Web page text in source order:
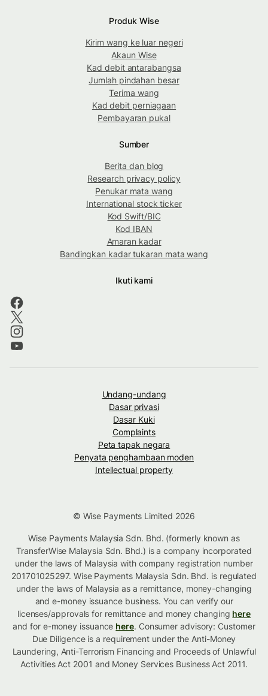
Produk Wise
Kirim wang ke luar negeri
Akaun Wise
Kad debit antarabangsa
Jumlah pindahan besar
Terima wang
Kad debit perniagaan
Pembayaran pukal
Sumber
Berita dan blog
Research privacy policy
Penukar mata wang
International stock ticker
Kod Swift/BIC
Kod IBAN
Amaran kadar
Bandingkan kadar tukaran mata wang
Ikuti kami
Undang-undang
Dasar privasi
Dasar Kuki
Complaints
Peta tapak negara
Penyata penghambaan moden
Intellectual property
© Wise Payments Limited 2026
Wise Payments Malaysia Sdn. Bhd. (formerly known as
TransferWise Malaysia Sdn. Bhd.) is a company incorporated
under the laws of Malaysia with company registration number
201701025297. Wise Payments Malaysia Sdn. Bhd. is regulated
under the laws of Malaysia as a remittance, money-changing
and e-money issuance business. You can verify our
licenses/approvals for remittance and money changing here
and for e-money issuance here. Consumer advisory: Customer
Due Diligence is a requirement under the Anti-Money
Laundering, Anti-Terrorism Financing and Proceeds of Unlawful
Activities Act 2001 and Money Services Business Act 2011.